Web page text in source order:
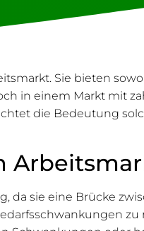
Sie bieten
in einem Markt mit
die Bedeutung
da sie eine Brücke
zu